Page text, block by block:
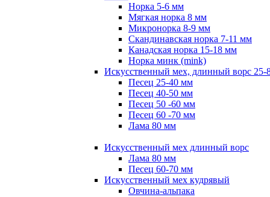
Норка 5-6 мм
Мягкая норка 8 мм
Микронорка 8-9 мм
Скандинавская норка 7-11 мм
Канадская норка 15-18 мм
Норка минк (mink)
Искусственный мех, длинный ворс 25-
Песец 25-40 мм
Песец 40-50 мм
Песец 50 -60 мм
Песец 60 -70 мм
Лама 80 мм
Искусственный мех длинный ворс
Лама 80 мм
Песец 60-70 мм
Искусственный мех кудрявый
Овчина-альпака